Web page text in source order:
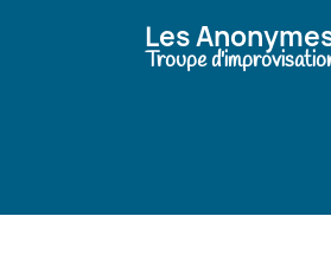
Les
Troupe